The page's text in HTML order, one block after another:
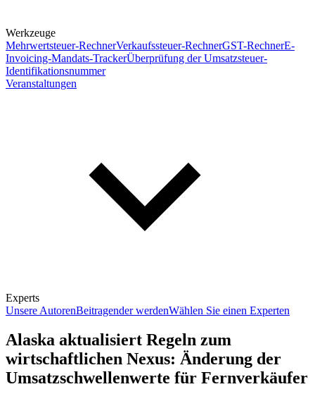
Werkzeuge
Mehrwertsteuer-RechnerVerkaufssteuer-RechnerGST-RechnerE-
Invoicing-Mandats-TrackerÜberprüfung der Umsatzsteuer-
Identifikationsnummer
Veranstaltungen
Experts
Unsere AutorenBeitragender werdenWählen Sie einen Experten
Alaska aktualisiert Regeln zum
wirtschaftlichen Nexus: Änderung der
Umsatzschwellenwerte für Fernverkäufer